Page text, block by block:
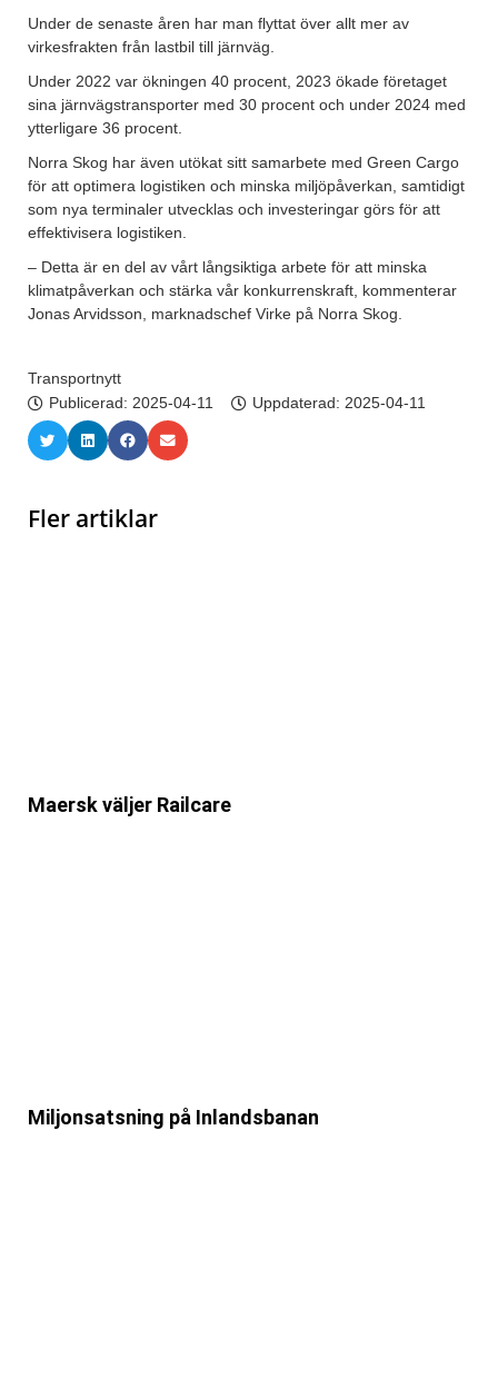
Under de senaste åren har man flyttat över allt mer av
virkesfrakten från lastbil till järnväg.
Under 2022 var ökningen 40 procent, 2023 ökade företaget
sina järnvägstransporter med 30 procent och under 2024 med
ytterligare 36 procent.
Norra Skog har även utökat sitt samarbete med Green Cargo
för att optimera logistiken och minska miljöpåverkan, samtidigt
som nya terminaler utvecklas och investeringar görs för att
effektivisera logistiken.
– Detta är en del av vårt långsiktiga arbete för att minska
klimatpåverkan och stärka vår konkurrenskraft, kommenterar
Jonas Arvidsson, marknadschef Virke på Norra Skog.
Transportnytt
Publicerad: 2025-04-11 Uppdaterad: 2025-04-11
Fler artiklar
Maersk väljer Railcare
Miljonsatsning på Inlandsbanan